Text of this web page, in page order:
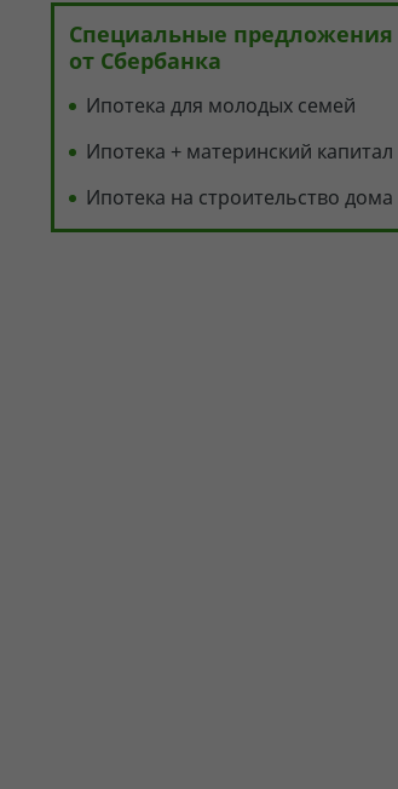
Специальные предложения
от Сбербанка
Ипотека для молодых семей
Ипотека + материнский капитал
Ипотека на строительство дома